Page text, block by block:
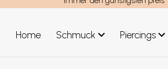
Home Schmuck Piercings